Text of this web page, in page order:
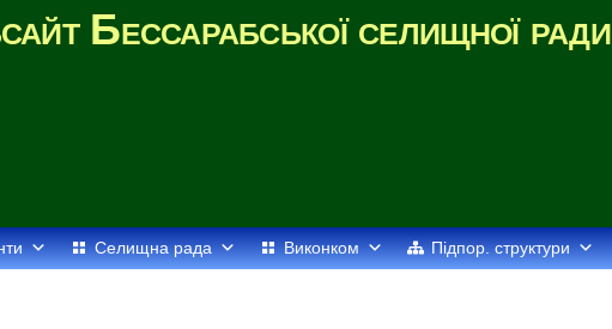
Бессарабської селищної ради
Селищна рада Виконком Підпор. структури